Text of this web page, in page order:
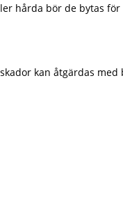
hårda bör de bytas
kan åtgärdas